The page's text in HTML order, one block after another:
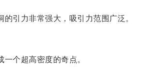
引力非常强大，吸引力范围广泛。
个超高密度的奇点。